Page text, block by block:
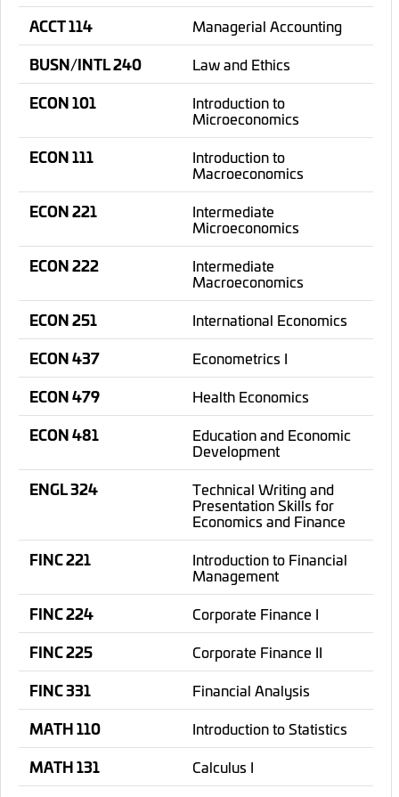
ACCT 114
Managerial Accounting
BUSN/INTL 240
Law and Ethics
ECON 101
Introduction to
Microeconomics
ECON 111
Introduction to
Macroeconomics
ECON 221
Intermediate
Microeconomics
ECON 222
Intermediate
Macroeconomics
ECON 251
International Economics
ECON 437
Econometrics I
ECON 479
Health Economics
ECON 481
Education and Economic
Development
ENGL 324
Technical Writing and
Presentation Skills for
Economics and Finance
FINC 221
Introduction to Financial
Management
FINC 224
Corporate Finance I
FINC 225
Corporate Finance II
FINC 331
Financial Analysis
MATH 110
Introduction to Statistics
MATH 131
Calculus I